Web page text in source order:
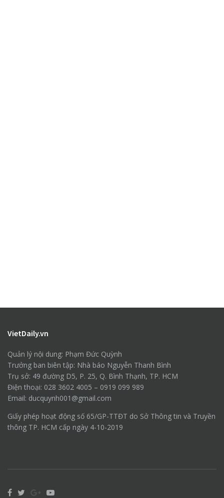
VietDaily.vn
Quản lý nội dung: Phạm Đức Quỳnh
Trưởng ban biên tập: Nhà báo Nguyễn Thanh Bình
Trụ sở: 49 đường D5, P. 25, Q. Bình Thạnh, TP. HCM
Điện thoại: 028 3602 4005 – 0919 099 989
Email: ducquynh001@gmail.com
Giấy phép hoạt động số 65/GP-TTĐT do Sở Thông tin và Truyền
thông TP. HCM cấp ngày 4-10-2019